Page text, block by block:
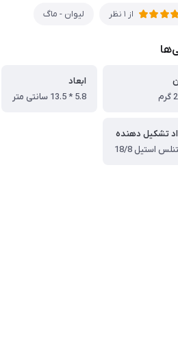
از 1 نظر لیوان - ماگ
ابعاد
5.8 * 13.5 سانتی متر
تشکیل دهنده
استیل 18/8